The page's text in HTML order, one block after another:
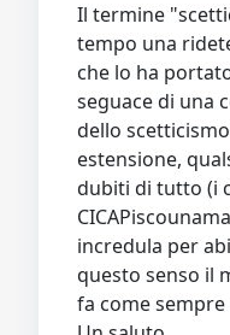
Il termine
tempo una
che lo ha
seguace di una
dello
estensione,
dubiti di tutto (i
incredula per
questo senso il
fa come